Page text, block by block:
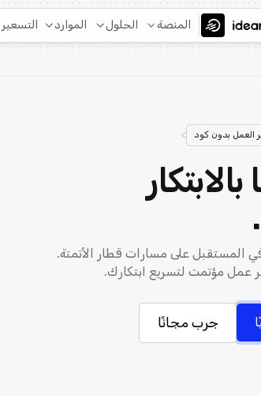
المنصة الحلول الموارد التسعير
العمل بدون كود >
المستقبل على مسارات قطار الأتمتة.
عمل مؤتمت لتسريع ابتكارك.
جرب مجانًا